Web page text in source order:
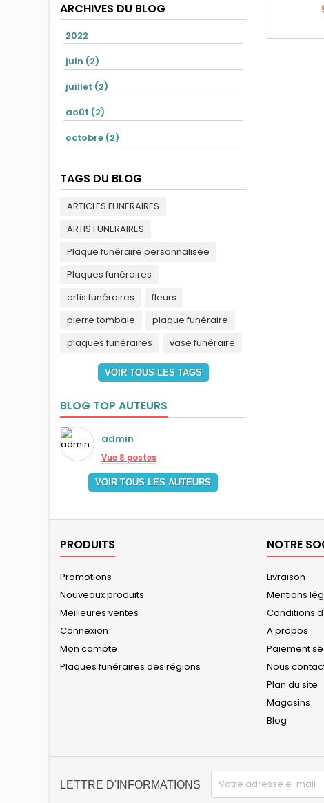
ARCHIVES DU BLOG
2022
juin (2)
juillet (2)
août (2)
octobre (2)
TAGS DU BLOG
ARTICLES FUNERAIRES
ARTIS FUNERAIRES
Plaque funéraire personnalisée
Plaques funéraires
artis funéraires
fleurs
pierre tombale
plaque funéraire
plaques funéraires
vase funéraire
VOIR TOUS LES TAGS
BLOG TOP AUTEURS
admin
Vue 8 postes
VOIR TOUS LES AUTEURS
PRODUITS
Promotions
Nouveaux produits
Meilleures ventes
Connexion
Mon compte
Plaques funéraires des régions
NOTRE
Livraison
Mentions
Conditions
A propos
Paiement
Nous
Plan du site
Magasins
Blog
LETTRE D'INFORMATIONS